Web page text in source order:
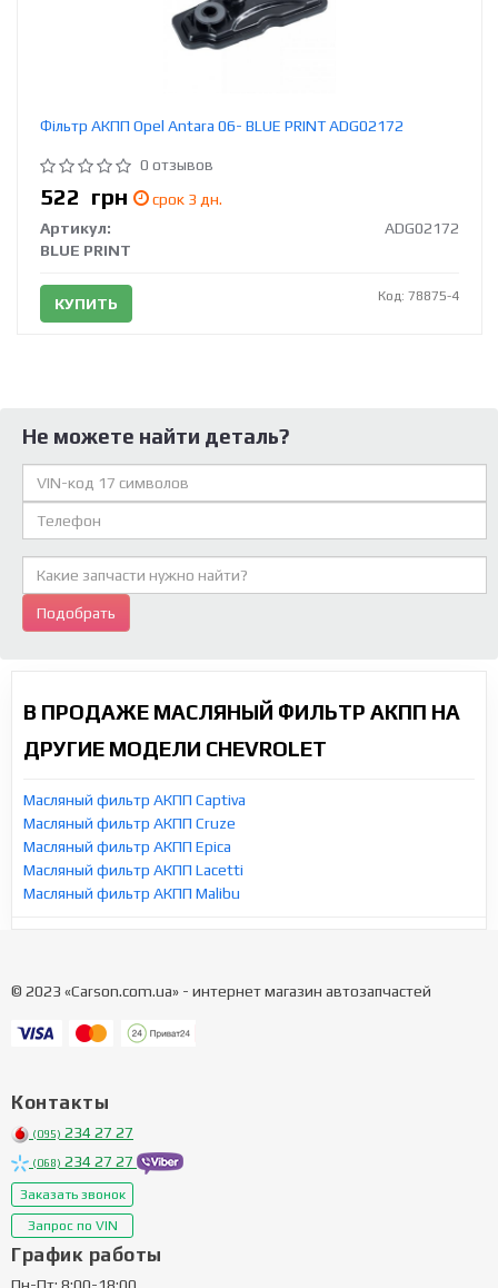
Фільтр АКПП Opel Antara 06- BLUE PRINT ADG02172
0 отзывов
522 грн
срок 3 дн.
Артикул:
ADG02172
BLUE PRINT
КУПИТЬ Код: 78875-4
Не можете найти деталь?
Подобрать
В ПРОДАЖЕ МАСЛЯНЫЙ ФИЛЬТР АКПП НА
ДРУГИЕ МОДЕЛИ CHEVROLET
Масляный фильтр АКПП Captiva
Масляный фильтр АКПП Cruze
Масляный фильтр АКПП Epica
Масляный фильтр АКПП Lacetti
Масляный фильтр АКПП Malibu
© 2023 «Carson.com.ua» - интернет магазин автозапчастей
Контакты
(095) 234 27 27
(068) 234 27 27
Заказать звонок
Запрос по VIN
График работы